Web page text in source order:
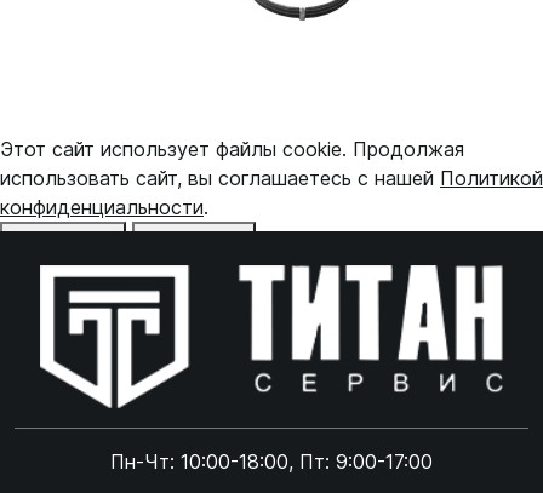
Пн-Чт: 10:00-18:00, Пт: 9:00-17:00
Этот сайт использует файлы cookie. Продолжая
использовать сайт, вы соглашаетесь с нашей Политикой
конфиденциальности.
Online чат
Online чат